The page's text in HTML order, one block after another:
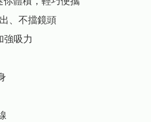
你體積，輕巧便攜
、不擋鏡頭
強吸力